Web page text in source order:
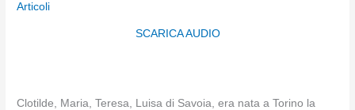
Articoli
SCARICA AUDIO
Clotilde, Maria, Teresa, Luisa di Savoia, era nata a Torino la